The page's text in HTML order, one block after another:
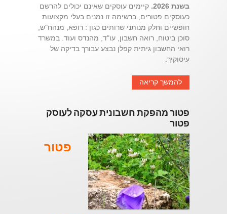
בשנת 2026.
קיימים עוסקים שאינם יכולים להרשם
כעוסקים פטורים, ברשימה זו נמנים בעלי מקצועות
חופשיים וחלק מנותני שרותים כגון : רופא, מנהח"ש,
סוכן ביטוח, רואה חשבון, עו"ד, מהנדס ועוד. במשרד
רואי החשבון גיתית קפלן נבצע עבורך בדיקה של
עיסוקיך.
להמשך קריאה
פטור מהפקת חשבונית עסקה לעוסק
פטור
פטור